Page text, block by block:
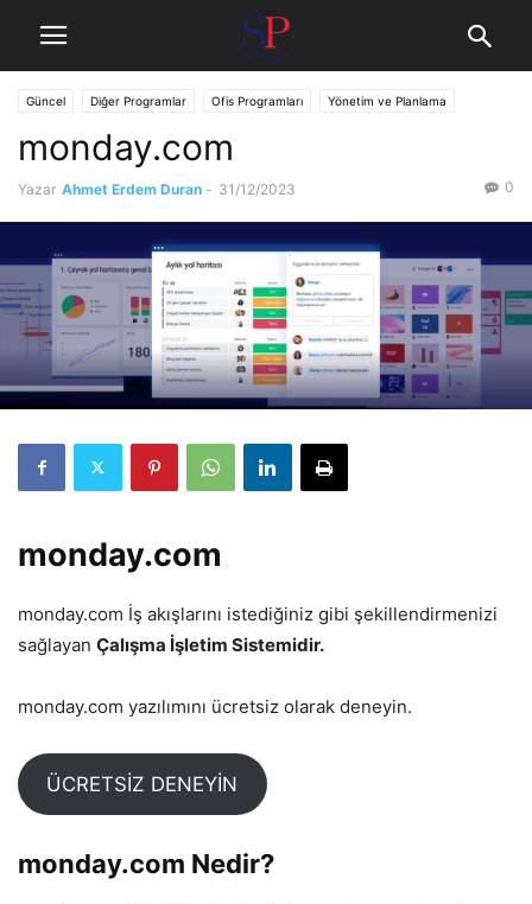
Güncel Diğer Programlar Ofis Programları Yönetim ve Planlama
monday.com
Yazar Ahmet Erdem Duran - 31/12/2023 0
monday.com
monday.com İş akışlarını istediğiniz gibi şekillendirmenizi
sağlayan Çalışma İşletim Sistemidir.
monday.com yazılımını ücretsiz olarak deneyin.
ÜCRETSİZ DENEYİN
monday.com Nedir?